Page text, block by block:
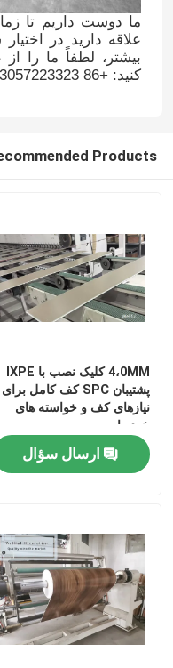
Home
About Us
Factory Tour
Quality Control
Contact Us
فیلم دکوراتیو پی وی
فیلم چاپ پی وی سی
ما دوست داریم تا
علاقه دارید در
بیشتر، لطفاً ما را
کنید: +86 13057223323.
Products
4،0MM کلیک نصب با IXPE
پشتیبان SPC کف کامل برای
نیازهای کف و خواسته های
خود را
ارسال سؤال